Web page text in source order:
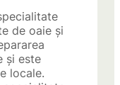
de oaie și
și este
locale.